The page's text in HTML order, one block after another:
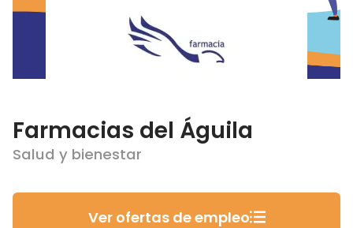
Farmacias del Águila
Salud y bienestar
Ver ofertas de empleo